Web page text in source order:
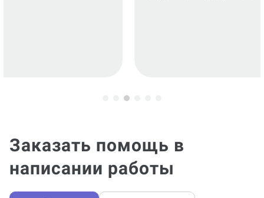
Заказать помощь в
написании работы